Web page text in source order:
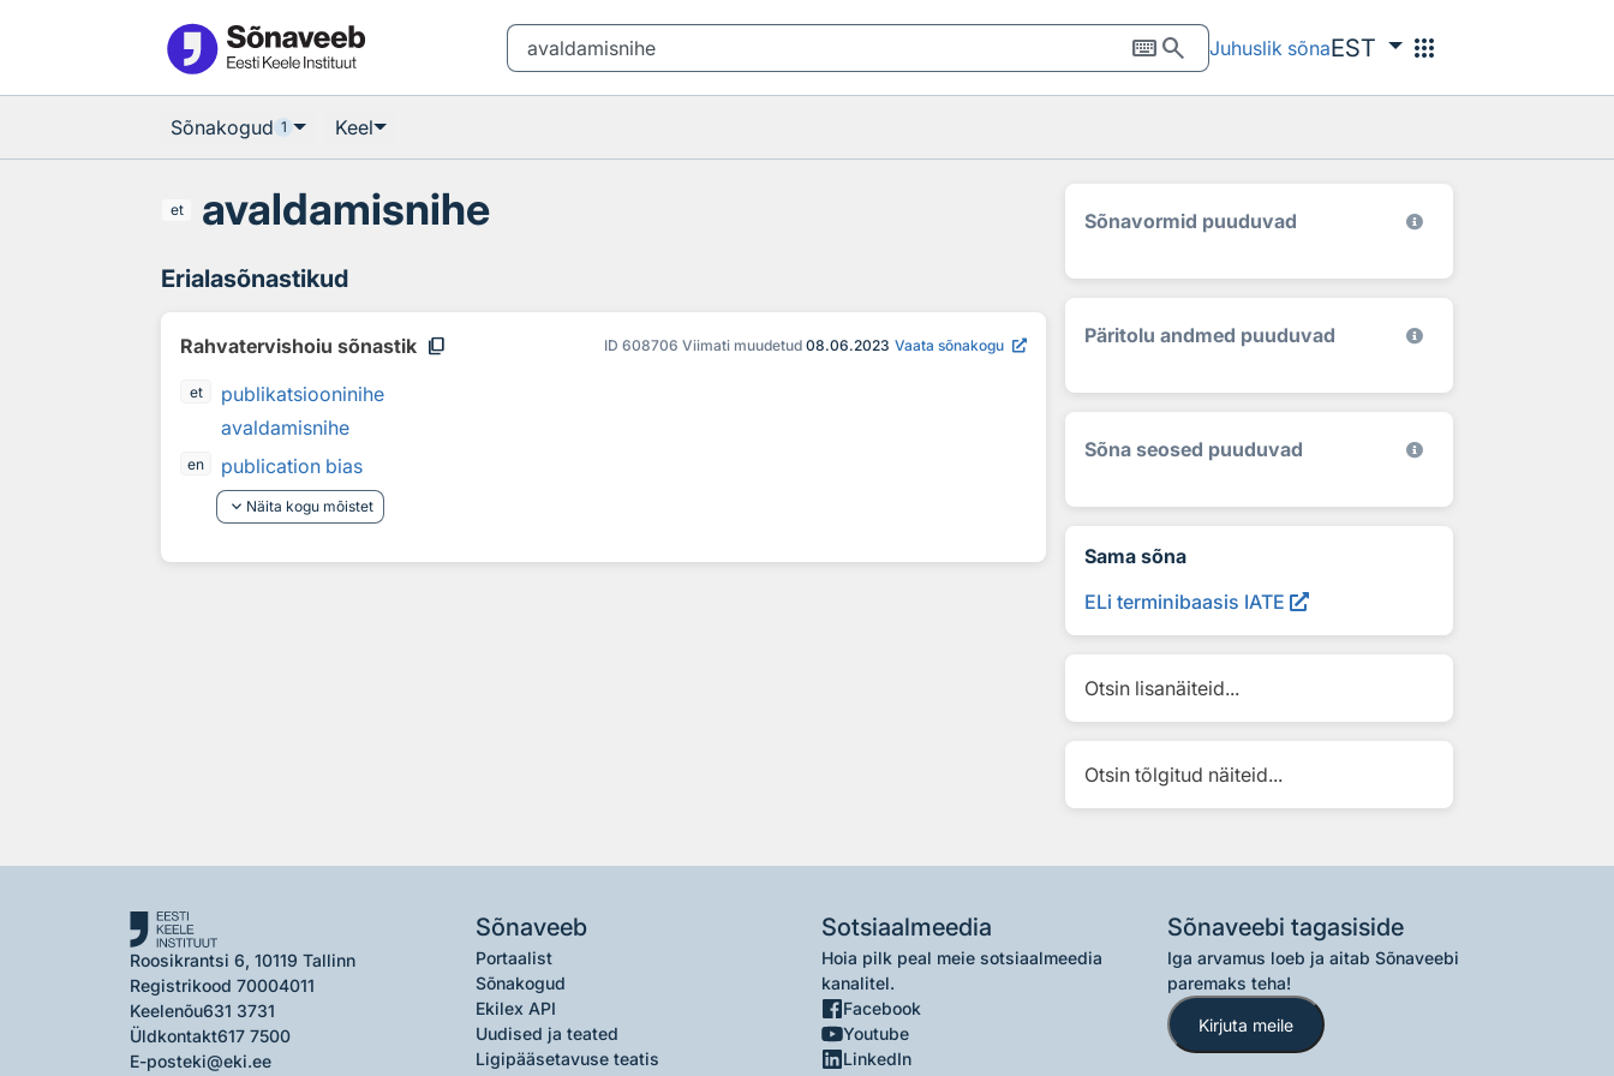
keyboardsearch Juhuslik sõnaEST apps
Sõnakogud 1 Keel
et avaldamisnihe
Erialasõnastikud
Rahvatervishoiu sõnastik content_copy ID 608706 Viimati muudetud 08.06.2023 Vaata sõnakogu
et
publikatsiooninihe
avaldamisnihe
en
publication bias
keyboard_arrow_down Näita kogu mõistet
Sõnavormid puuduvad
Päritolu andmed puuduvad
Sõna seosed puuduvad
Sama sõna
ELi terminibaasis IATE
Otsin lisanäiteid...
Otsin tõlgitud näiteid...
Roosikrantsi 6, 10119 Tallinn
Registrikood 70004011
Keelenõu631 3731
Üldkontakt617 7500
E-posteki@eki.ee
Sõnaveeb
Portaalist
Sõnakogud
Ekilex API
Uudised ja teated
Ligipääsetavuse teatis
Sotsiaalmeedia
Hoia pilk peal meie sotsiaalmeedia
kanalitel.
Facebook
Youtube
LinkedIn
Sõnaveebi tagasiside
Iga arvamus loeb ja aitab Sõnaveebi
paremaks teha!
Kirjuta meile